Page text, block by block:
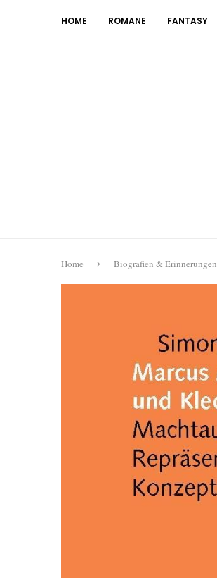
HOME ROMANE FANTASY
Home Biografien & Erinnerungen